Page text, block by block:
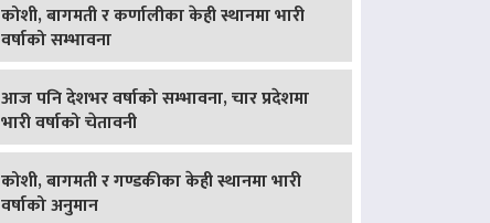
कोशी, बागमती र कर्णालीका केही स्थानमा भारी
वर्षाको सम्भावना
आज पनि देशभर वर्षाको सम्भावना, चार प्रदेशमा
भारी वर्षाको चेतावनी
कोशी, बागमती र गण्डकीका केही स्थानमा भारी
वर्षाको अनुमान